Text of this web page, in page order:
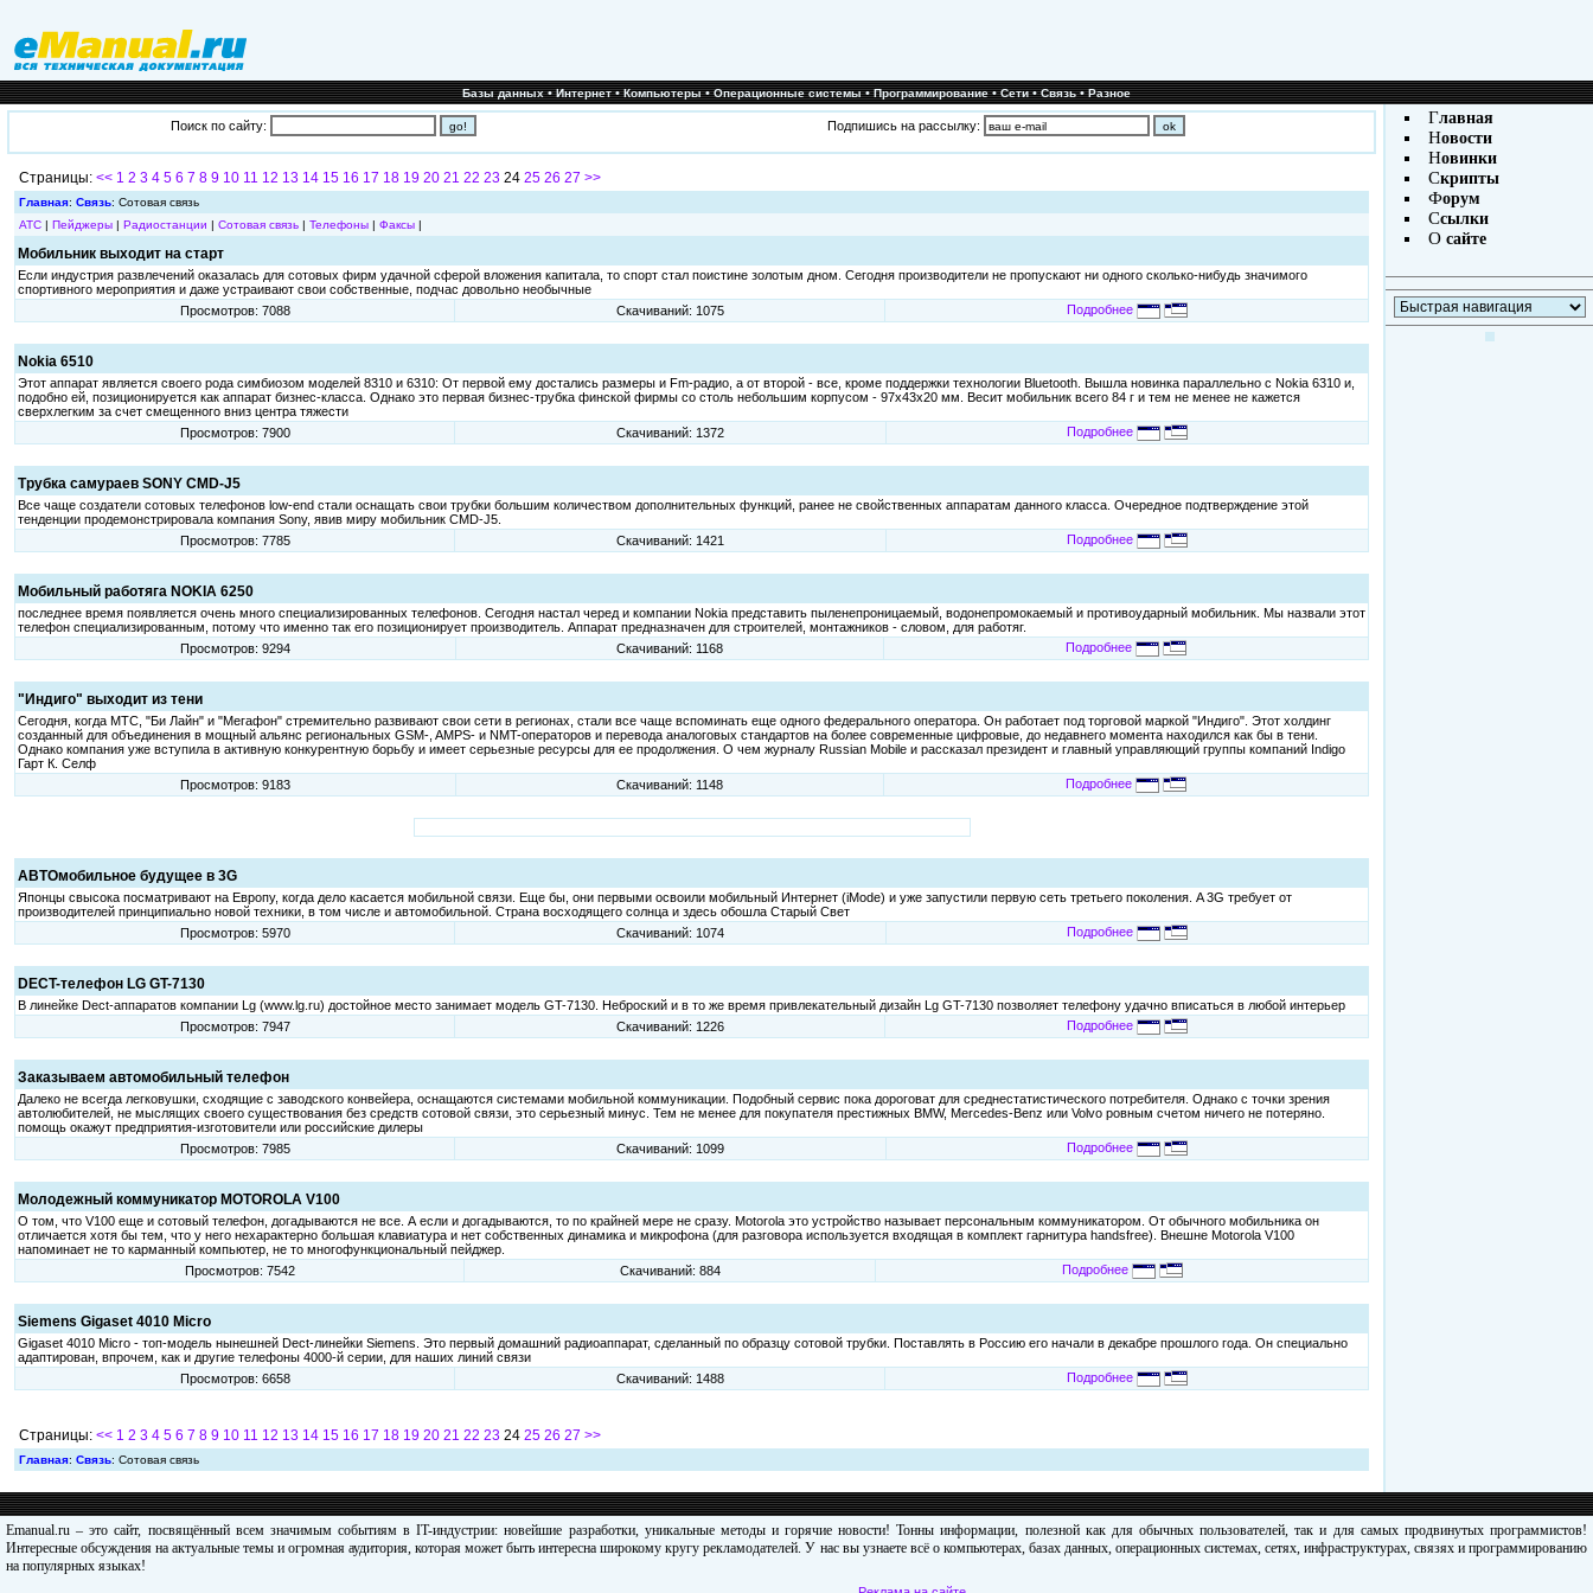
Базы данных•Интернет•Компьютеры•Операционные системы•Программирование•Сети•Связь•Разное
Поиск по сайту: Подпишись на рассылку:
Страницы: << 1 2 3 4 5 6 7 8 9 10 11 12 13 14 15 16 17 18 19 20 21 22 23 24 25 26 27 >>
Главная: Связь: Сотовая связь
АТС | Пейджеры | Радиостанции | Сотовая связь | Телефоны | Факсы |
Мобильник выходит на старт
Если индустрия развлечений оказалась для сотовых фирм удачной сферой вложения капитала, то спорт стал поистине золотым дном. Сегодня производители не пропускают ни одного сколько-нибудь значимого
спортивного мероприятия и даже устраивают свои собственные, подчас довольно необычные
Просмотров: 7088
Скачиваний: 1075 Подробнее
Nokia 6510
Этот аппарат является своего рода симбиозом моделей 8310 и 6310: От первой ему достались размеры и Fm-радио, а от второй - все, кроме поддержки технологии Bluetooth. Вышла новинка параллельно с Nokia 6310 и,
подобно ей, позиционируется как аппарат бизнес-класса. Однако это первая бизнес-трубка финской фирмы со столь небольшим корпусом - 97x43x20 мм. Весит мобильник всего 84 г и тем не менее не кажется
сверхлегким за счет смещенного вниз центра тяжести
Просмотров: 7900
Скачиваний: 1372 Подробнее
Трубка самураев SONY CMD-J5
Все чаще создатели сотовых телефонов low-end стали оснащать свои трубки большим количеством дополнительных функций, ранее не свойственных аппаратам данного класса. Очередное подтверждение этой
тенденции продемонстрировала компания Sony, явив миру мобильник CMD-J5.
Просмотров: 7785
Скачиваний: 1421 Подробнее
Мобильный работяга NOKIA 6250
последнее время появляется очень много специализированных телефонов. Сегодня настал черед и компании Nokia представить пыленепроницаемый, водонепромокаемый и противоударный мобильник. Мы назвали этот
телефон специализированным, потому что именно так его позиционирует производитель. Аппарат предназначен для строителей, монтажников - словом, для работяг.
Просмотров: 9294
Скачиваний: 1168 Подробнее
"Индиго" выходит из тени
Сегодня, когда МТС, "Би Лайн" и "Мегафон" стремительно развивают свои сети в регионах, стали все чаще вспоминать еще одного федерального оператора. Он работает под торговой маркой "Индиго". Этот холдинг
созданный для объединения в мощный альянс региональных GSM-, AMPS- и NMT-операторов и перевода аналоговых стандартов на более современные цифровые, до недавнего момента находился как бы в тени.
Однако компания уже вступила в активную конкурентную борьбу и имеет серьезные ресурсы для ее продолжения. О чем журналу Russian Mobile и рассказал президент и главный управляющий группы компаний Indigo
Гарт К. Селф
Просмотров: 9183
Скачиваний: 1148 Подробнее
АВТОмобильное будущее в 3G
Японцы свысока посматривают на Европу, когда дело касается мобильной связи. Еще бы, они первыми освоили мобильный Интернет (iMode) и уже запустили первую сеть третьего поколения. A 3G требует от
производителей принципиально новой техники, в том числе и автомобильной. Страна восходящего солнца и здесь обошла Старый Свет
Просмотров: 5970
Скачиваний: 1074 Подробнее
DECT-телефон LG GT-7130
В линейке Dect-аппаратов компании Lg (www.lg.ru) достойное место занимает модель GT-7130. Неброский и в то же время привлекательный дизайн Lg GT-7130 позволяет телефону удачно вписаться в любой интерьер
Просмотров: 7947
Скачиваний: 1226 Подробнее
Заказываем автомобильный телефон
Далеко не всегда легковушки, сходящие с заводского конвейера, оснащаются системами мобильной коммуникации. Подобный сервис пока дороговат для среднестатистического потребителя. Однако с точки зрения
автолюбителей, не мыслящих своего существования без средств сотовой связи, это серьезный минус. Тем не менее для покупателя престижных BMW, Mercedes-Benz или Volvo ровным счетом ничего не потеряно.
помощь окажут предприятия-изготовители или российские дилеры
Просмотров: 7985
Скачиваний: 1099 Подробнее
Молодежный коммуникатор MOTOROLA V100
О том, что V100 еще и сотовый телефон, догадываются не все. А если и догадываются, то по крайней мере не сразу. Motorola это устройство называет персональным коммуникатором. От обычного мобильника он
отличается хотя бы тем, что у него нехарактерно большая клавиатура и нет собственных динамика и микрофона (для разговора используется входящая в комплект гарнитура handsfree). Внешне Motorola V100
напоминает не то карманный компьютер, не то многофункциональный пейджер.
Просмотров: 7542
Скачиваний: 884 Подробнее
Siemens Gigaset 4010 Micro
Gigaset 4010 Micro - топ-модель нынешней Dect-линейки Siemens. Это первый домашний радиоаппарат, сделанный по образцу сотовой трубки. Поставлять в Россию его начали в декабре прошлого года. Он специально
адаптирован, впрочем, как и другие телефоны 4000-й серии, для наших линий связи
Просмотров: 6658
Скачиваний: 1488 Подробнее
Страницы: << 1 2 3 4 5 6 7 8 9 10 11 12 13 14 15 16 17 18 19 20 21 22 23 24 25 26 27 >>
Главная: Связь: Сотовая связь
Главная
Новости
Новинки
Скрипты
Форум
Ссылки
Осайте
Emanual.ru – это сайт, посвящённый всем значимым событиям в IT-индустрии: новейшие разработки, уникальные методы и горячие новости! Тонны информации, полезной как для обычных пользователей, так и для самых продвинутых программистов!
Интересные обсуждения на актуальные темы и огромная аудитория, которая может быть интересна широкому кругу рекламодателей. У нас вы узнаете всё о компьютерах, базах данных, операционных системах, сетях, инфраструктурах, связях и программированию
на популярных языках!